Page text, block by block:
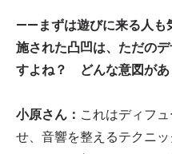
——まずは遊びに来る人も
施された凸凹は、ただの
すよね？ どんな意図があ
小原さん： これはディフ
せ、音響を整えるテクニ